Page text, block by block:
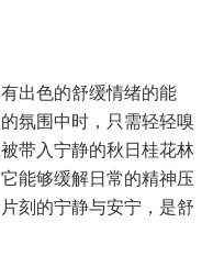
出色的舒缓情绪的能
氛围中时，只需轻轻嗅
带入宁静的秋日桂花林
能够缓解日常的精神压
刻的宁静与安宁，是舒